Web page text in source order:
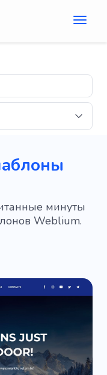
минуты
Weblium.